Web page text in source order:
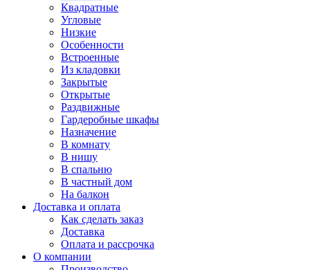
Квадратные
Угловые
Низкие
Особенности
Встроенные
Из кладовки
Закрытые
Открытые
Раздвижные
Гардеробные шкафы
Назначение
В комнату
В нишу
В спальню
В частный дом
На балкон
Доставка и оплата
Как сделать заказ
Доставка
Оплата и рассрочка
О компании